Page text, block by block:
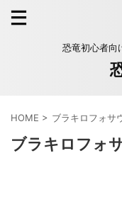
恐竜初心者
HOME > ブラキロフォサ
ブラキロフォ